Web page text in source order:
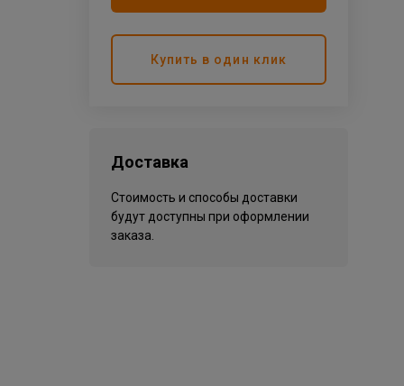
Купить в один клик
Доставка
Стоимость и способы доставки
будут доступны при оформлении
заказа.